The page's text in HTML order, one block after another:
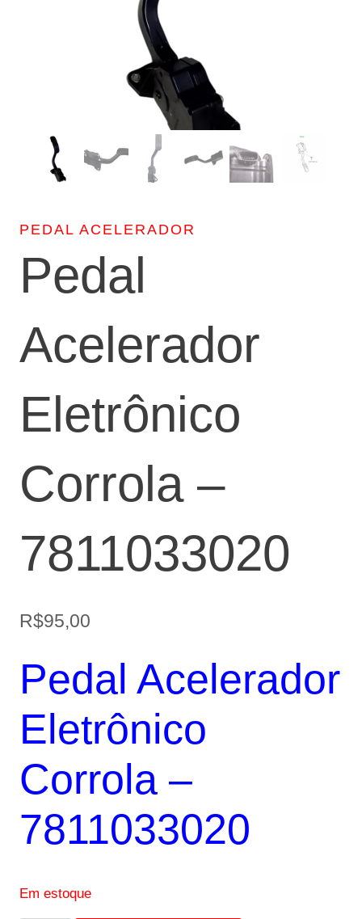
PEDAL ACELERADOR
Pedal
Acelerador
Eletrônico
Corrola –
7811033020
R$95,00
Pedal Acelerador
Eletrônico
Corrola –
7811033020
Em estoque